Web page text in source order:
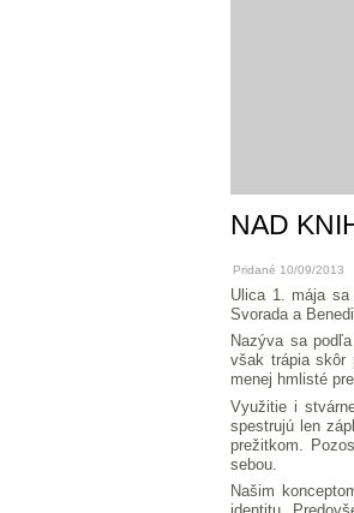
NAD
Pridané 10/09/2013
Ulica 1. mája sa
Svorada a
Nazýva sa
však trápia skôr
menej hmlisté
Využitie i
spestrujú len
prežitkom.
sebou.
Našim